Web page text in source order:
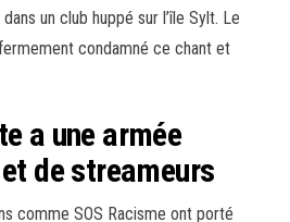
un club huppé sur l’île Sylt. Le
condamné ce chant et
a une armée
de streameurs
comme SOS Racisme ont porté